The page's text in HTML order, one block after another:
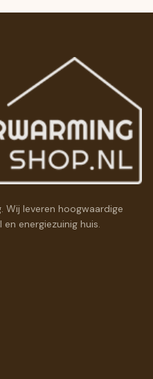
Wij leveren hoogwaardige
energiezuinig huis.